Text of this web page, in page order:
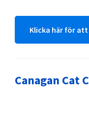
Klicka här för att
Canagan Cat